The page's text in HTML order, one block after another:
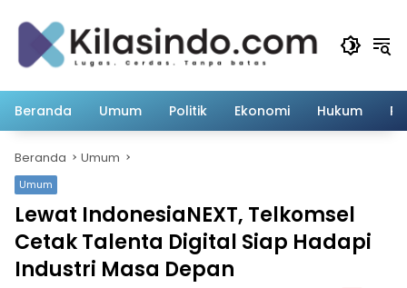
Beranda Umum Politik Ekonomi Hukum
Beranda Umum
Umum
Lewat IndonesiaNEXT, Telkomsel
Cetak Talenta Digital Siap Hadapi
Industri Masa Depan